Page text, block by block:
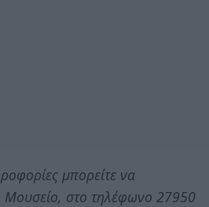
μπορείτε να
Μουσείο, στο τηλέφωνο 27950